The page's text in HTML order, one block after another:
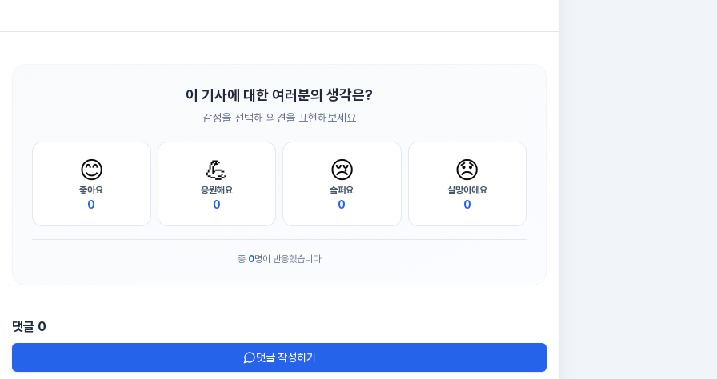
이 기사에 대한 여러분의 생각은?
감정을 선택해 의견을 표현해보세요
😊
좋아요
0
💪
응원해요
0
😢
슬퍼요
0
😞
실망이에요
0
총 0명이 반응했습니다
댓글 0
댓글 작성하기